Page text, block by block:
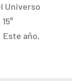
Universo
año,